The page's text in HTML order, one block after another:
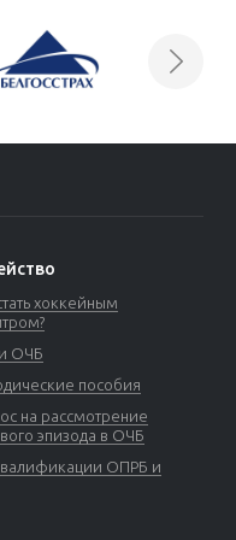
хоккейным
ОЧБ
пособия
на рассмотрение
эпизода в ОЧБ
ОПРБ и